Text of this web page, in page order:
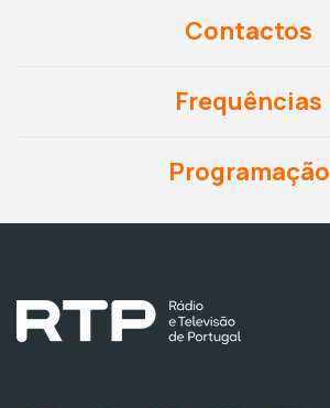
Contactos
Frequências
Programação